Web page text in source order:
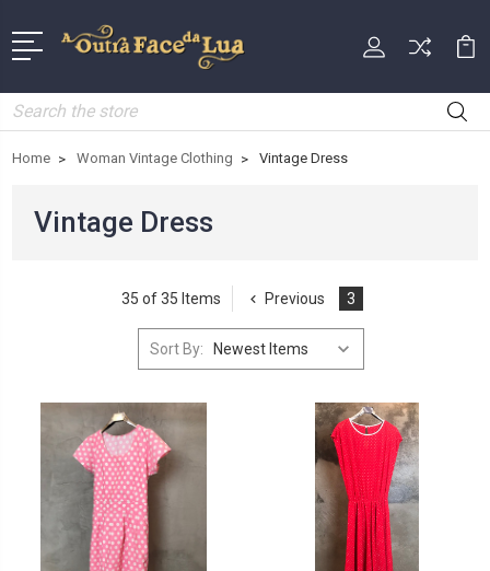
Search
Home Woman Vintage Clothing Vintage Dress
Vintage Dress
35 of 35 Items Previous 3
Sort By: